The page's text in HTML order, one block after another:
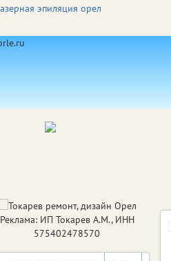
Реклама: ИП Токарев А.М., ИНН
575402478570